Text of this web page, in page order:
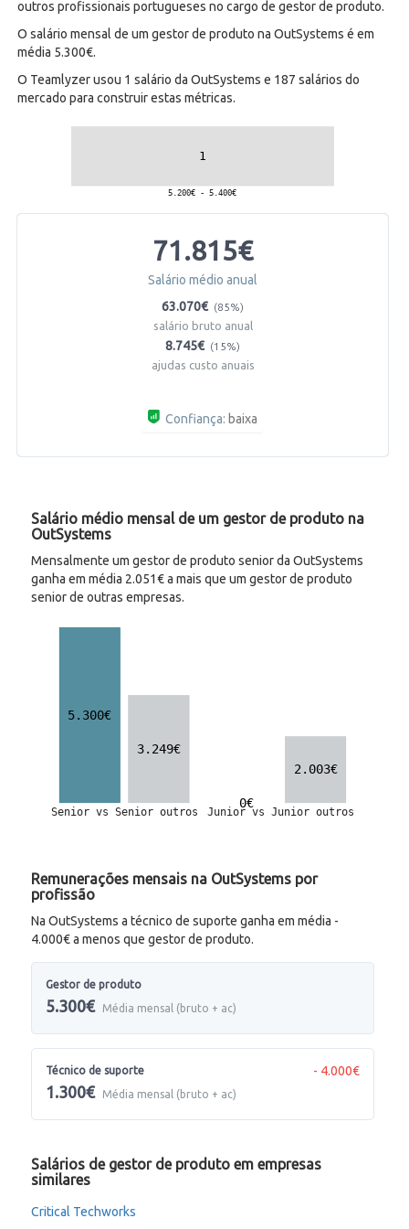
outros profissionais portugueses no cargo de gestor de produto.
O salário mensal de um gestor de produto na OutSystems é em
média 5.300€.
O Teamlyzer usou 1 salário da OutSystems e 187 salários do
mercado para construir estas métricas.
71.815€
Salário médio anual
63.070€ (85%)
salário bruto anual
8.745€ (15%)
ajudas custo anuais
Confiança: baixa
Salário médio mensal de um gestor de produto na
OutSystems
Mensalmente um gestor de produto senior da OutSystems
ganha em média 2.051€ a mais que um gestor de produto
senior de outras empresas.
Remunerações mensais na OutSystems por
profissão
Na OutSystems a técnico de suporte ganha em média -
4.000€ a menos que gestor de produto.
Gestor de produto
5.300€ Média mensal (bruto + ac)
Técnico de suporte
1.300€ Média mensal (bruto + ac)
- 4.000€
Salários de gestor de produto em empresas
similares
Critical Techworks